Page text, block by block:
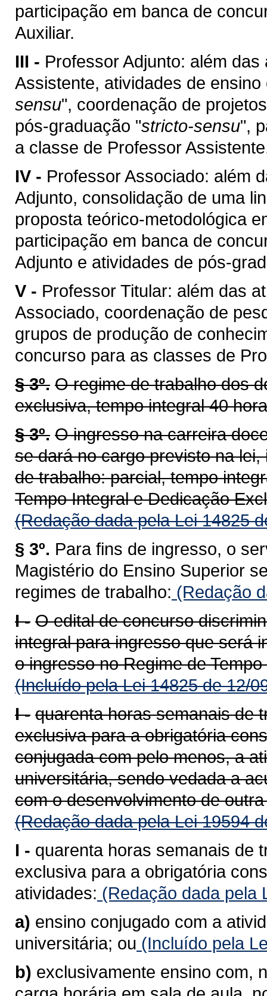
participação em banca de
Auxiliar.
III - Professor Adjunto: além
Assistente, atividades de
sensu", coordenação de
pós-graduação "stricto-sensu",
a classe de Professor
IV - Professor Associado: além
Adjunto, consolidação de uma
proposta teórico-metodológica
participação em banca de
Adjunto e atividades de pós-
V - Professor Titular: além das
Associado, coordenação de
grupos de produção de
concurso para as classes de
§ 3º. O regime de trabalho dos
exclusiva, tempo integral 40
§ 3º. O ingresso na carreira
se dará no cargo previsto na
de trabalho: parcial, tempo
Tempo Integral e Dedicação
(Redação dada pela Lei 14825
§ 3º. Para fins de ingresso, o
Magistério do Ensino Superior
regimes de trabalho: (Redação
I - O edital de concurso
integral para ingresso que será
o ingresso no Regime de
(Incluído pela Lei 14825 de 12/
I - quarenta horas semanais de
exclusiva para a obrigatória
conjugada com pelo menos, a
universitária, sendo vedada a
com o desenvolvimento de
(Redação dada pela Lei 19594
I - quarenta horas semanais de
exclusiva para a obrigatória
atividades: (Redação dada pela
a) ensino conjugado com a
universitária; ou (Incluído pela
b) exclusivamente ensino com,